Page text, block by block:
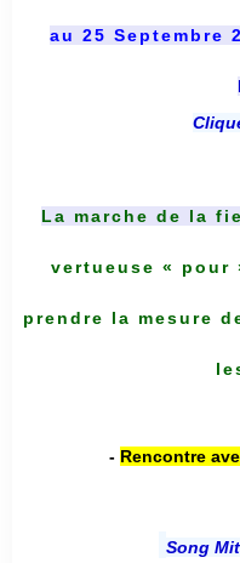
au 25 Septembre
La marche de la
vertueuse « pour
prendre la mesure
- Rencontre
Song